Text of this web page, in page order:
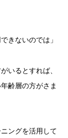
きないのでは」
いるとすれば、
齢層の方がさま
ングを活用して